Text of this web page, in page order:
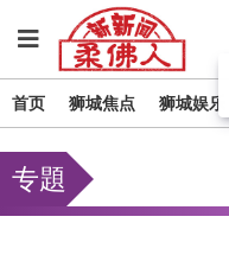
首页 狮城焦点 狮城娱乐
专題